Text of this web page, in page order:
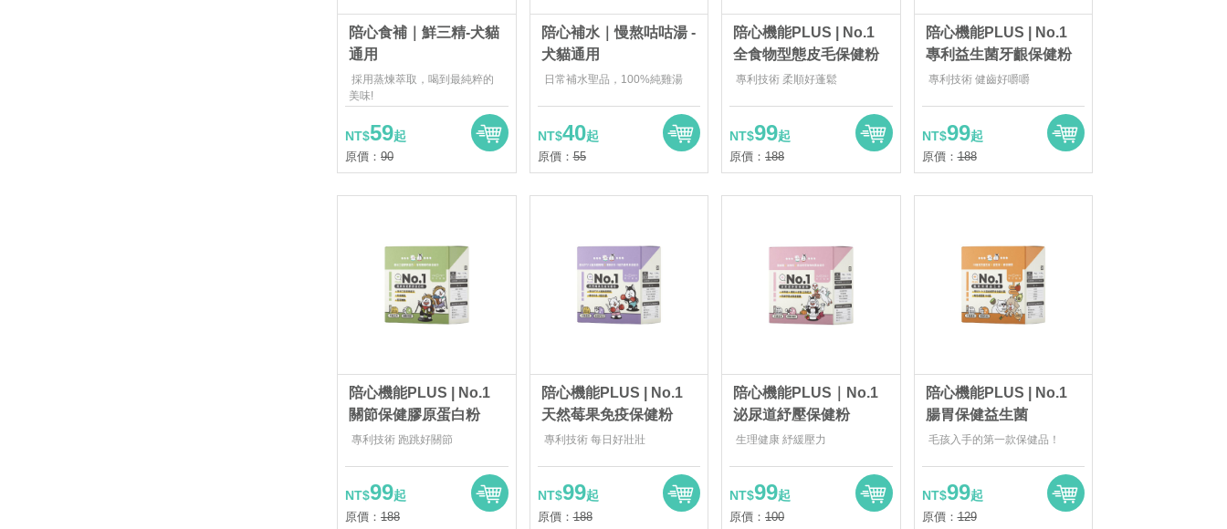
陪心食補｜鮮三精-犬貓
通用
採用蒸煉萃取，喝到最純粹的
美味!
NT$59起
原價： 90
陪心補水｜慢熬咕咕湯 -
犬貓通用
日常補水聖品，100%純雞湯
NT$40起
原價：55
陪心機能PLUS | No.1
全食物型態皮毛保健粉
專利技術 柔順好蓬鬆
NT$99起
原價： 188
陪心機能PLUS | No.1
專利益生菌牙齦保健粉
專利技術 健齒好嚼嚼
NT$99起
原價：188
陪心機能PLUS | No.1
關節保健膠原蛋白粉
專利技術 跑跳好關節
NT$99起
原價： 188
陪心機能PLUS | No.1
天然莓果免疫保健粉
專利技術 每日好壯壯
NT$99起
原價：188
陪心機能PLUS｜No.1
泌尿道紓壓保健粉
生理健康 紓緩壓力
NT$99起
原價： 100
陪心機能PLUS | No.1
腸胃保健益生菌
毛孩入手的第一款保健品！
NT$99起
原價：129